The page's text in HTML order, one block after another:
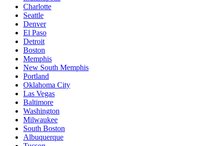
Charlotte
Seattle
Denver
El Paso
Detroit
Boston
Memphis
New South Memphis
Portland
Oklahoma City
Las Vegas
Baltimore
Washington
Milwaukee
South Boston
Albuquerque